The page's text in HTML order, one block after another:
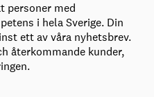
personer med
i hela Sverige. Din
ett av våra nyhetsbrev.
återkommande kunder,